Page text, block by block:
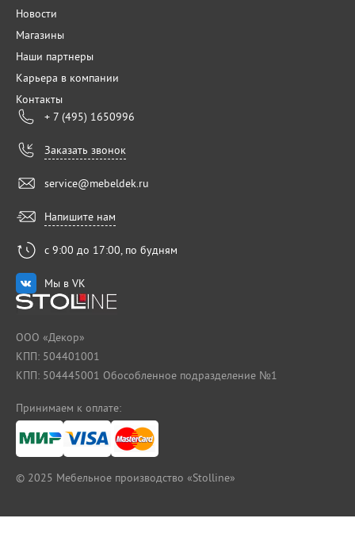
Новости
Магазины
Наши партнеры
Карьера в компании
Контакты
+ 7 (495) 1650996
Заказать звонок
service@mebeldek.ru
Напишите нам
с 9:00 до 17:00, по будням
Мы в VK
ООО «Декор»
КПП: 504401001
КПП: 504445001 Обособленное подразделение №1
Принимаем к оплате:
© 2025 Мебельное производство «Stolline»